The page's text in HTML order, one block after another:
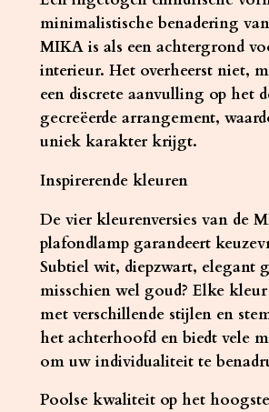
minimalistische benadering
MIKA is als een achtergrond
interieur. Het overheerst niet,
een discrete aanvulling op het
gecreëerde arrangement,
uniek karakter krijgt.
Inspirerende kleuren
De vier kleurenversies van de
plafondlamp garandeert
Subtiel wit, diepzwart, elegant
misschien wel goud? Elke
met verschillende stijlen en
het achterhoofd en biedt vele
om uw individualiteit te
Poolse kwaliteit op het